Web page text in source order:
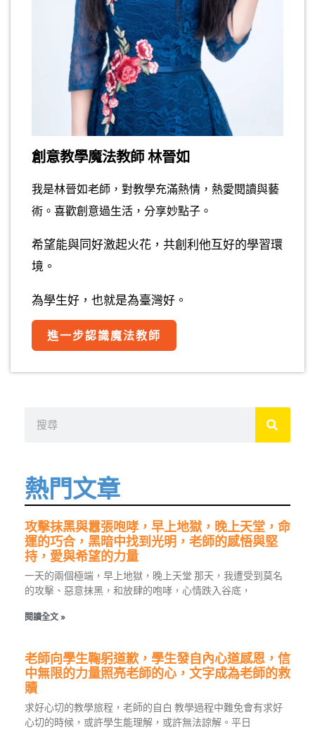
創意教學魔法教師 林晉如
我是林晉如老師，對教學充滿熱情，熱愛閱讀與藝
術。喜歡創意過生活，分享妙點子。
希望能與同好激起火花，共創利他互好的學習環
境。
為學生好，也就是為臺灣好。
進一步認識魔法教師
熱門文章
攻擊抹黑與囂張咆哮，早上地獄，晚上天堂，命
運的巧合，黑暗中找到光明，老師的感悟與堅
持，愛與希望的力量
一天的兩個極端，早上地獄，晚上天堂 那天，我遭受到莫名
的攻擊、惡意抹黑，和放肆的咆哮，心情跌入谷底，
閱讀全文 »
老師向學生鞠躬道歉，學生發自內心道感恩，信
中無限的力量照亮老師的心，文字成為老師的救
贖
求好心切的教學旅程，老師的自白 教學過程中難免會有求好
心切的時候，或許學生能理解，或許無法諒解。平日